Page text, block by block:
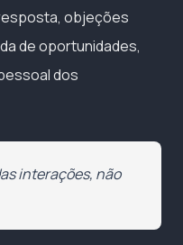
objeções
de oportunidades,
dos
interações, não